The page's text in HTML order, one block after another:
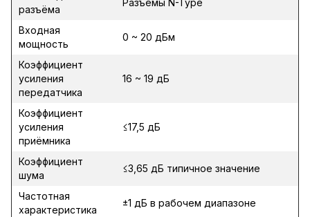
разъёма
Разъёмы N-Type
Входная
мощность
0 ~ 20 дБм
Коэффициент
усиления
передатчика
16 ~ 19 дБ
Коэффициент
усиления
приёмника
≤17,5 дБ
Коэффициент
шума
≤3,65 дБ типичное значение
Частотная
характеристика
±1 дБ в рабочем диапазоне